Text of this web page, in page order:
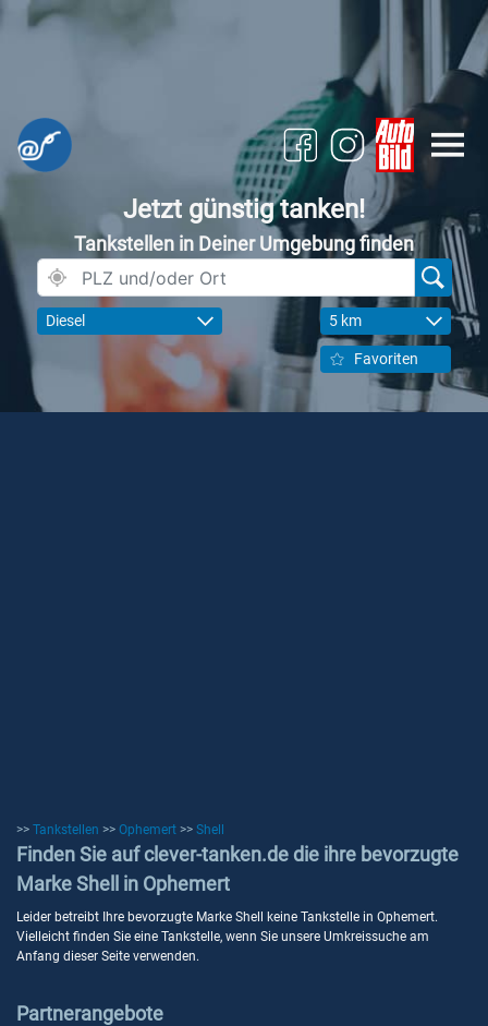
Jetzt günstig tanken!
Tankstellen in Deiner Umgebung finden
Diesel 5 km
Favoriten
>> Tankstellen >> Ophemert >> Shell
Finden Sie auf clever-tanken.de die ihre bevorzugte
Marke Shell in Ophemert
Leider betreibt Ihre bevorzugte Marke Shell keine Tankstelle in Ophemert.
Vielleicht finden Sie eine Tankstelle, wenn Sie unsere Umkreissuche am
Anfang dieser Seite verwenden.
Partnerangebote